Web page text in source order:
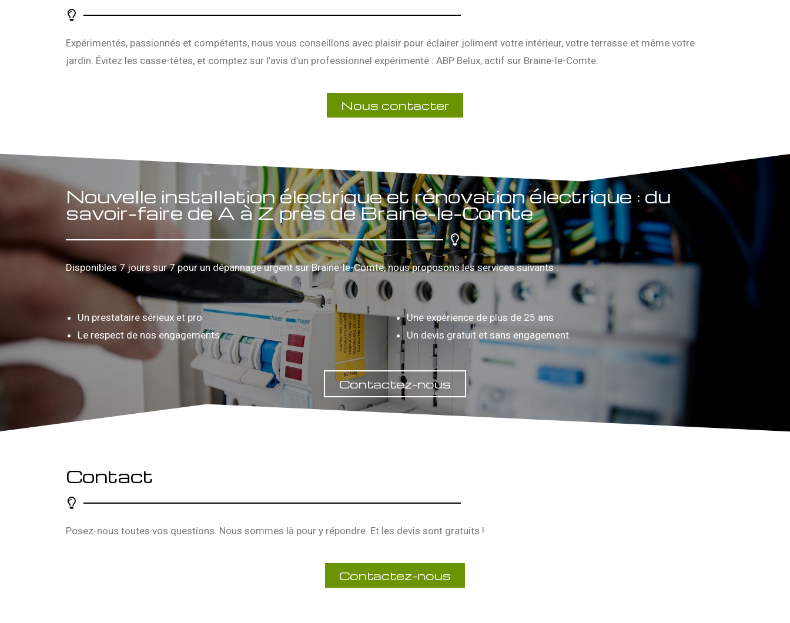
Expérimentés, passionnés et compétents, nous vous conseillons avec plaisir pour éclairer joliment votre intérieur, votre terrasse et même votre
jardin. Évitez les casse-têtes, et comptez sur l’avis d’un professionnel expérimenté : ABP Belux, actif sur Braine-le-Comte.
Nous contacter
Nouvelle installation électrique et rénovation électrique : du
savoir-faire de A à Z près de Braine-le-Comte
Disponibles 7 jours sur 7 pour un dépannage urgent sur Braine-le-Comte, nous proposons les services suivants :
Un prestataire sérieux et pro
Le respect de nos engagements
Une expérience de plus de 25 ans
Un devis gratuit et sans engagement
Contactez-nous
Contact
Posez-nous toutes vos questions. Nous sommes là pour y répondre. Et les devis sont gratuits !
Contactez-nous